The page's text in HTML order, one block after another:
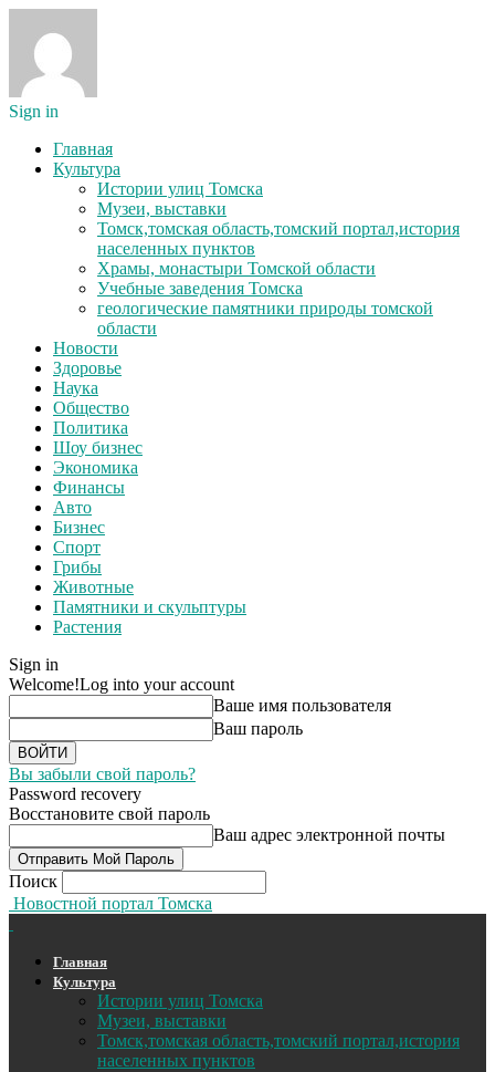
Sign in
Главная
Культура
Истории улиц Томска
Музеи, выставки
Томск,томская область,томский портал,история
населенных пунктов
Храмы, монастыри Томской области
Учебные заведения Томска
геологические памятники природы томской
области
Новости
Здоровье
Наука
Общество
Политика
Шоу бизнес
Экономика
Финансы
Авто
Бизнес
Спорт
Грибы
Животные
Памятники и скульптуры
Растения
Sign in
Welcome!Log into your account
Ваше имя пользователя
Ваш пароль
Вы забыли свой пароль?
Password recovery
Восстановите свой пароль
Ваш адрес электронной почты
Поиск
Новостной портал Томска
Главная
Культура
Истории улиц Томска
Музеи, выставки
Томск,томская область,томский портал,история
населенных пунктов